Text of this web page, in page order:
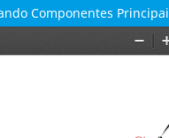
Componentes